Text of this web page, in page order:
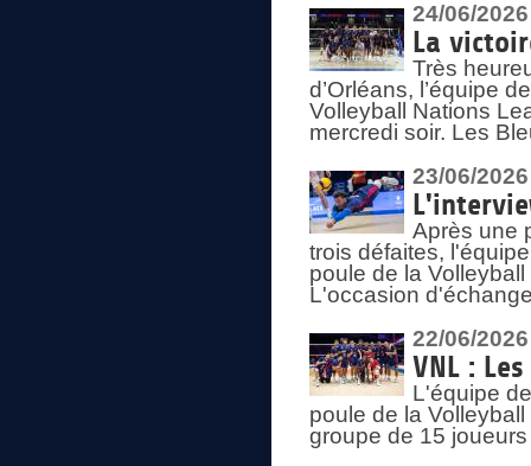
24/06/2026
La
Très
d’Orléans, l’équipe
Volleyball Nations
mercredi soir. Les
23/06/2026
Après une
trois défaites,
poule de la
L'occasion
22/06/2026
VNL :
L'équipe
poule de la
groupe de 15